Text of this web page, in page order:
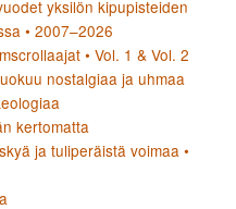
yksilön kipupisteiden
• 2007–2026
• Vol. 1 & Vol. 2
nostalgiaa ja uhmaa
kertomatta
ja tuliperäistä voimaa •